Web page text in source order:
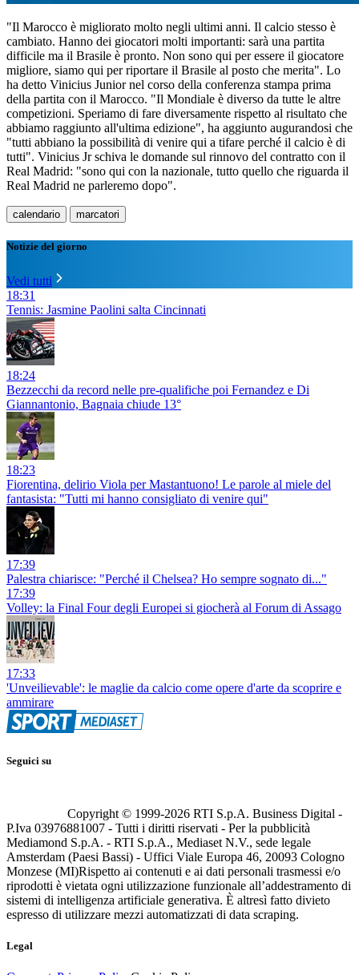
"Il Marocco è migliorato molto negli ultimi anni. Il calcio stesso è
cambiato. Hanno dei giocatori molti importanti: sarà una partita
difficile ma il Brasile è pronto. Non sono qui per essere il giocatore
migliore, siamo qui per riportare il Brasile al posto che merita". Lo
ha detto Vinicius Junior nel corso della conferenza stampa prima
della partita con il Marocco. "Il Mondiale è diverso da tutte le altre
competizioni. Speriamo di fare diversamente rispetto al risultato che
abbiamo raggiunto all'ultima edizione", ha aggiunto augurandosi che
"tutti abbiano la possibilità di venire qui a tifare perché il calcio è di
tutti". Vinicius Jr schiva le domande sul rinnovo del contratto con il
Real Madrid: "sono qui con la nazionale, tutto quello che riguarda il
Real Madrid ne parleremo dopo".
calendario marcatori
Notizie del giorno
Vedi tutti
18:31
Tennis: Jasmine Paolini salta Cincinnati
18:24
Bezzecchi da record nelle pre-qualifiche poi Fernandez e Di
Giannantonio, Bagnaia chiude 13°
18:23
Fiorentina, delirio Viola per Mastantuono! Le parole al miele del
fantasista: "Tutti mi hanno consigliato di venire qui"
17:39
Palestra chiarisce: "Perché il Chelsea? Ho sempre sognato di..."
17:39
Volley: la Final Four degli Europei si giocherà al Forum di Assago
17:33
'Unveilievable': le maglie da calcio come opere d'arte da scoprire e
ammirare
Seguici su
Copyright © 1999-2026 RTI S.p.A. Business Digital -
P.Iva 03976881007 - Tutti i diritti riservati - Per la pubblicità
Mediamond S.p.A. - RTI S.p.A., Mediaset N.V., sede legale
Amsterdam (Paesi Bassi) - Uffici Viale Europa 46, 20093 Cologno
Monzese (MI)Rispetto ai contenuti e ai dati personali trasmessi e/o
riprodotti è vietata ogni utilizzazione funzionale all’addestramento di
sistemi di intelligenza artificiale generativa. È altresì fatto divieto
espresso di utilizzare mezzi automatizzati di data scraping.
Legal